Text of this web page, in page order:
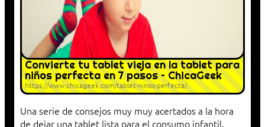
Convierte tu tablet vieja en la tablet para
niños perfecta en 7 pasos – ChicaGeek
https://www.chicageek.com/tablet-ninos-perfecta/
Una serie de consejos muy muy acertados a la hora
de dejar una tablet lista para el consumo infantil.